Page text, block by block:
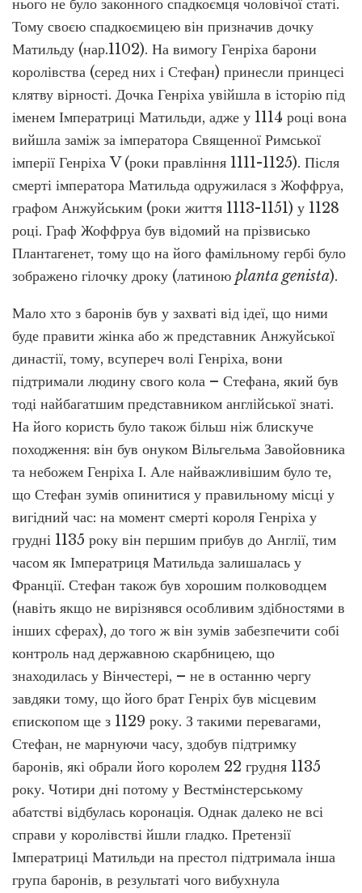
нього не було законного спадкоємця чоловічої статі.
Тому своєю спадкоємицею він призначив дочку
Матильду (нар.1102). На вимогу Генріха барони
королівства (серед них і Стефан) принесли принцесі
клятву вірності. Дочка Генріха увійшла в історію під
іменем Імператриці Матильди, адже у 1114 році вона
вийшла заміж за імператора Священної Римської
імперії Генріха V (роки правління 1111-1125). Після
смерті імператора Матильда одружилася з Жоффруа,
графом Анжуйським (роки життя 1113-1151) у 1128
році. Граф Жоффруа був відомий на прізвисько
Плантагенет, тому що на його фамільному гербі було
зображено гілочку дроку (латиною planta genista).
Мало хто з баронів був у захваті від ідеї, що ними
буде правити жінка або ж представник Анжуйської
династії, тому, всупереч волі Генріха, вони
підтримали людину свого кола – Стефана, який був
тоді найбагатшим представником англійської знаті.
На його користь було також більш ніж блискуче
походження: він був онуком Вільгельма Завойовника
та небожем Генріха І. Але найважливішим було те,
що Стефан зумів опинитися у правильному місці у
вигідний час: на момент смерті короля Генріха у
грудні 1135 року він першим прибув до Англії, тим
часом як Імператриця Матильда залишалась у
Франції. Стефан також був хорошим полководцем
(навіть якщо не вирізнявся особливим здібностями в
інших сферах), до того ж він зумів забезпечити собі
контроль над державною скарбницею, що
знаходилась у Вінчестері, – не в останню чергу
завдяки тому, що його брат Генріх був місцевим
єпископом ще з 1129 року. З такими перевагами,
Стефан, не марнуючи часу, здобув підтримку
баронів, які обрали його королем 22 грудня 1135
року. Чотири дні потому у Вестмінстерському
абатстві відбулась коронація. Однак далеко не всі
справи у королівстві йшли гладко. Претензії
Імператриці Матильди на престол підтримала інша
група баронів, в результаті чого вибухнула